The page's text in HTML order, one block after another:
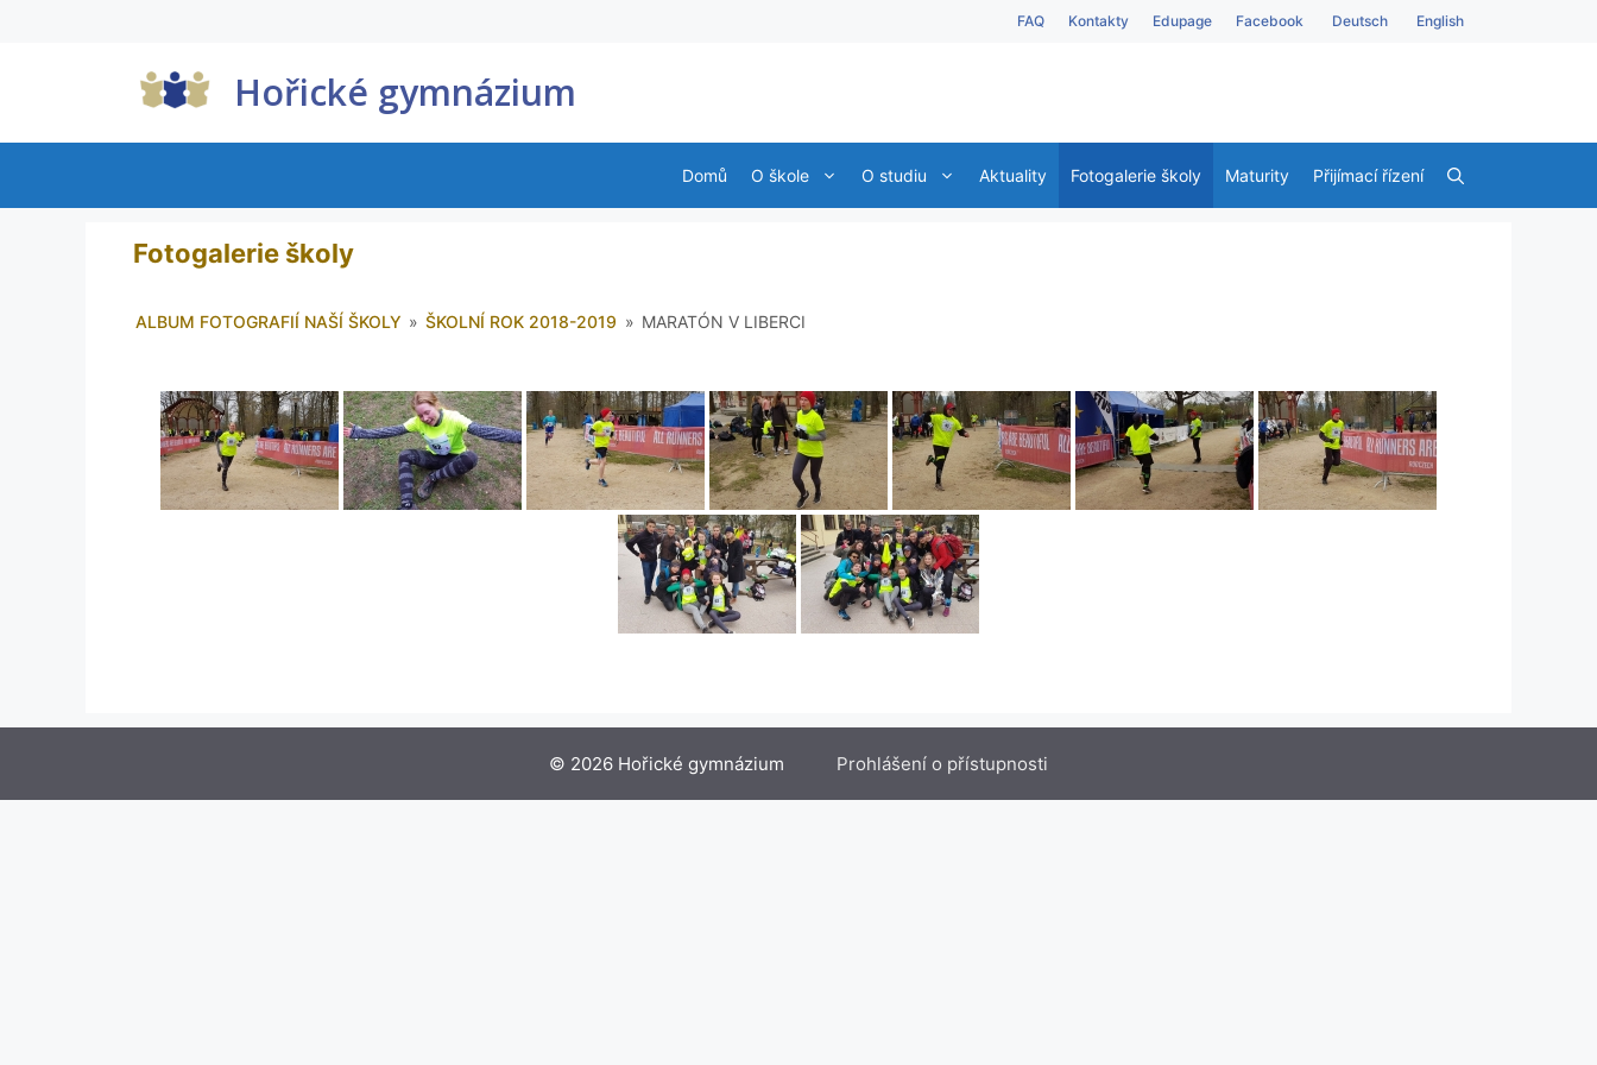
FAQ Kontakty Edupage Facebook Deutsch English
Hořické gymnázium
Domů O škole O studiu Aktuality Fotogalerie školy Maturity Přijímací řízení
Fotogalerie školy
ALBUM FOTOGRAFIÍ NAŠÍ ŠKOLY » ŠKOLNÍ ROK 2018-2019 » MARATÓN V LIBERCI
© 2026 Hořické gymnázium Prohlášení o přístupnosti